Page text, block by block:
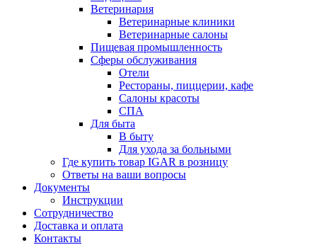
Ветеринария
Ветеринарные клиники
Ветеринарные салоны
Пищевая промышленность
Сферы обслуживания
Отели
Рестораны, пиццерии, кафе
Салоны красоты
СПА
Для быта
В быту
Для ухода за больными
Где купить товар IGAR в розницу
Ответы на ваши вопросы
Документы
Инструкции
Сотрудничество
Доставка и оплата
Контакты